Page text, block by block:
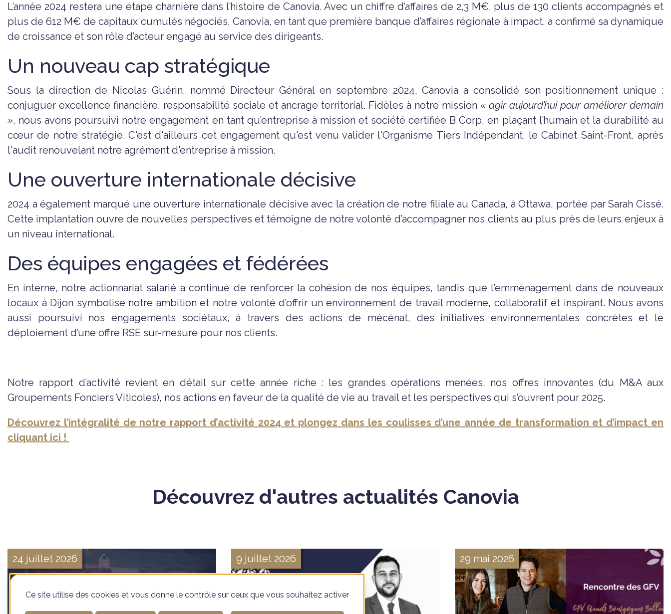
L’année 2024 restera une étape charnière dans l’histoire de Canovia. Avec un chiffre d’affaires de 2,3 M€, plus de 130 clients accompagnés et
plus de 612 M€ de capitaux cumulés négociés, Canovia, en tant que première banque d’affaires régionale à impact, a confirmé sa dynamique
de croissance et son rôle d’acteur engagé au service des dirigeants.
Un nouveau cap stratégique
Sous la direction de Nicolas Guérin, nommé Directeur Général en septembre 2024, Canovia a consolidé son positionnement unique :
conjuguer excellence financière, responsabilité sociale et ancrage territorial. Fidèles à notre mission « agir aujourd’hui pour améliorer demain
», nous avons poursuivi notre engagement en tant qu’entreprise à mission et société certifiée B Corp, en plaçant l’humain et la durabilité au
cœur de notre stratégie. C'est d'ailleurs cet engagement qu'est venu valider l'Organisme Tiers Indépendant, le Cabinet Saint-Front, après
l'audit renouvelant notre agrément d'entreprise à mission.
Une ouverture internationale décisive
2024 a également marqué une ouverture internationale décisive avec la création de notre filiale au Canada, à Ottawa, portée par Sarah Cissé.
Cette implantation ouvre de nouvelles perspectives et témoigne de notre volonté d’accompagner nos clients au plus près de leurs enjeux à
un niveau international.
Des équipes engagées et fédérées
En interne, notre actionnariat salarié a continué de renforcer la cohésion de nos équipes, tandis que l’emménagement dans de nouveaux
locaux à Dijon symbolise notre ambition et notre volonté d’offrir un environnement de travail moderne, collaboratif et inspirant. Nous avons
aussi poursuivi nos engagements sociétaux, à travers des actions de mécénat, des initiatives environnementales concrètes et le
déploiement d’une offre RSE sur-mesure pour nos clients.
Notre rapport d’activité revient en détail sur cette année riche : les grandes opérations menées, nos offres innovantes (du M&A aux
Groupements Fonciers Viticoles), nos actions en faveur de la qualité de vie au travail et les perspectives qui s’ouvrent pour 2025.
Découvrez l’intégralité de notre rapport d’activité 2024 et plongez dans les coulisses d’une année de transformation et d’impact en
cliquant ici !
Découvrez d'autres actualités Canovia
24 juillet 2026 9 juillet 2026 29 mai 2026
Ce site utilise des cookies et vous donne le contrôle sur ceux que vous souhaitez activer